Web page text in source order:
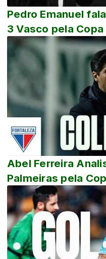
Pedro Emanuel
3 Vasco pela
Abel Ferreira
Palmeiras pela